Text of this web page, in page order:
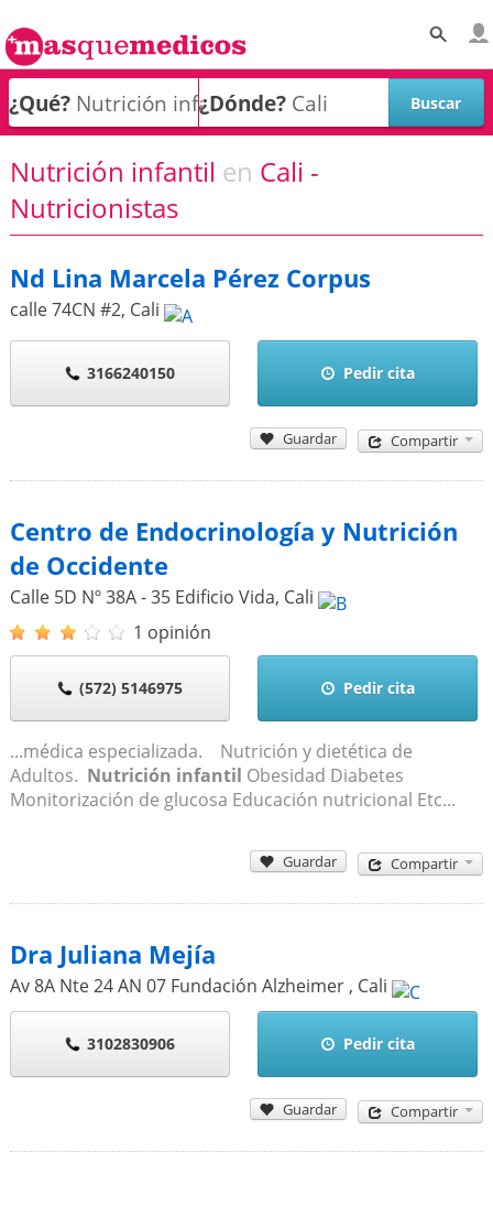
¿Qué? ¿Dónde?
Nutrición infantil en Cali -
Nutricionistas
Nd Lina Marcela Pérez Corpus
calle 74CN #2, Cali
3166240150 Pedir cita
Guardar Compartir
Centro de Endocrinología y Nutrición
de Occidente
Calle 5D Nº 38A - 35 Edificio Vida, Cali
1 opinión
(572) 5146975 Pedir cita
...médica especializada. Nutrición y dietética de
Adultos. Nutrición infantil Obesidad Diabetes
Monitorización de glucosa Educación nutricional Etc...
Guardar Compartir
Dra Juliana Mejía
Av 8A Nte 24 AN 07 Fundación Alzheimer , Cali
3102830906 Pedir cita
Guardar Compartir